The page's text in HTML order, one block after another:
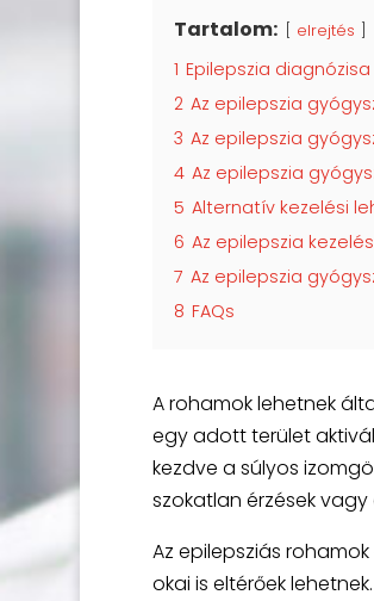
Tartalom: elrejtés
1 Epilepszia
2 Az epilepszia
3 Az epilepszia
4 Az epilepszia
5 Alternatív kezelési
6 Az epilepszia
7 Az epilepszia
8 FAQs
A rohamok lehetnek
egy adott terület
kezdve a súlyos
szokatlan érzések
Az epilepsziás
okai is eltérőek